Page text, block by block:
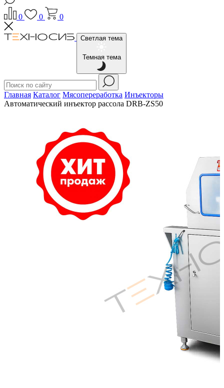
0 0 0
Светлая тема
Темная тема
Главная Каталог Мясопереработка Инъекторы
Автоматический инъектор рассола DRB-ZS50